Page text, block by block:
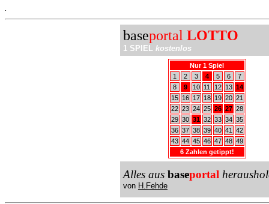
baseportal LOTTO
1 SPIEL kostenlos
Nur 1 Spiel
1
2 3 4 5 6
7
8
9 10 11 12 13 14
15
16 17 18 19 20 21
22 23 24 25 26 27 28
29 30 31 32 33 34 35
36 37 38 39 40 41
42
43 44 45 46 47 48 49
6 Zahlen getippt!
Alles aus baseportal
von H.Fehde